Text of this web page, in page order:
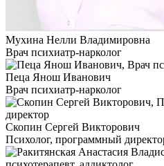
Мухина Нелли Владимировна
Врач психиатр-нарколог
Пеца Янош Иванович
Врач психиатр-нарколог
Скопин Сергей Викторович
Психолог, программный